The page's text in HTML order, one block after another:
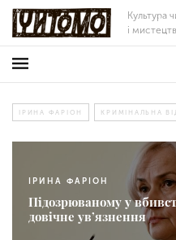
Культура
і
ІРИНА ФАРІОН КРИМІНАЛЬНА
ІРИНА ФАРІОН
Підозрюваному у
довічне ув’язнення